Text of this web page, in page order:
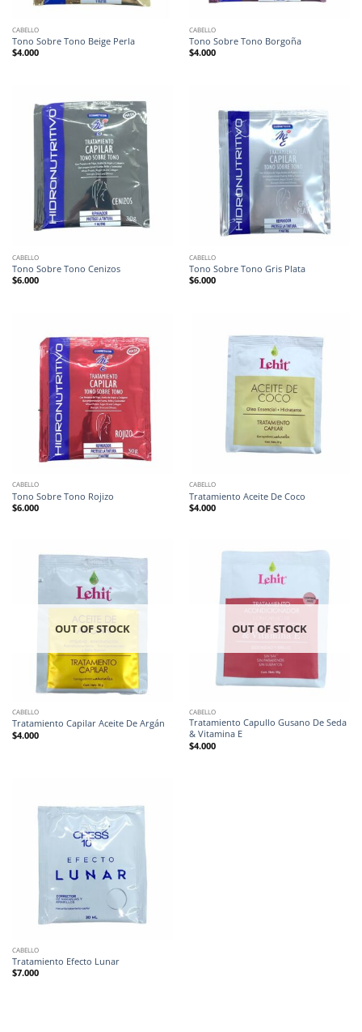
CABELLO
Tono Sobre Tono Beige Perla
$4.000
CABELLO
Tono Sobre Tono Borgoña
$4.000
CABELLO
Tono Sobre Tono Cenizos
$6.000
CABELLO
Tono Sobre Tono Gris Plata
$6.000
CABELLO
Tono Sobre Tono Rojizo
$6.000
CABELLO
Tratamiento Aceite De Coco
$4.000
OUT OF STOCK
CABELLO
Tratamiento Capilar Aceite De Argán
$4.000
OUT OF STOCK
CABELLO
Tratamiento Capullo Gusano De Seda
& Vitamina E
$4.000
CABELLO
Tratamiento Efecto Lunar
$7.000